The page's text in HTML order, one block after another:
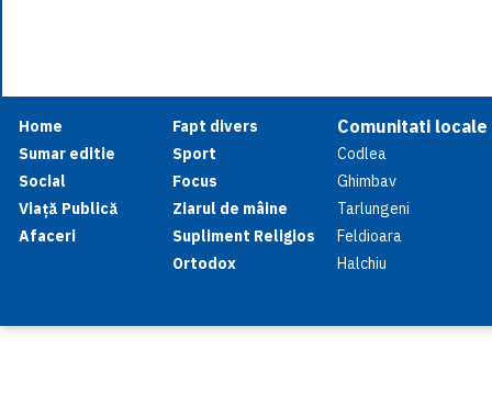
Home
Sumar editie
Social
Viață Publică
Afaceri
Fapt divers
Sport
Focus
Ziarul de mâine
Supliment Religios
Ortodox
Comunitati locale
Codlea
Ghimbav
Tarlungeni
Feldioara
Halchiu